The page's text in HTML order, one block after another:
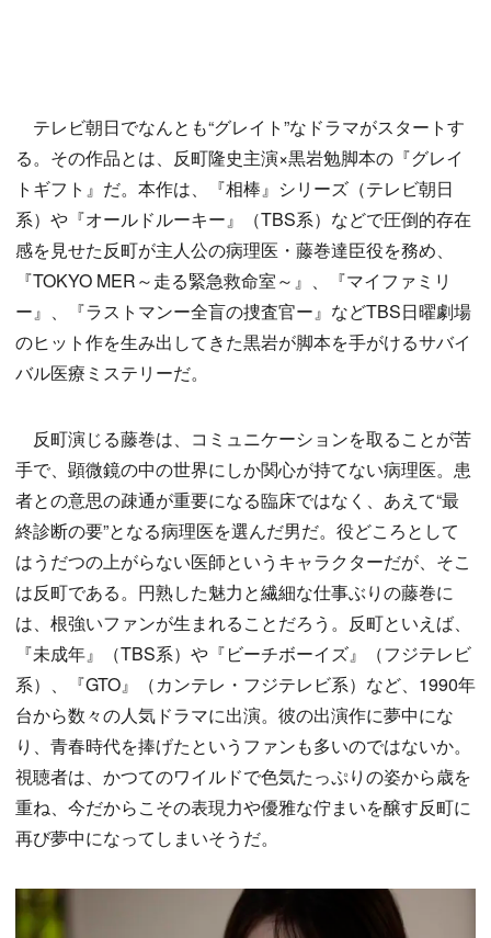
テレビ朝日でなんとも“グレイト”なドラマがスタートす
る。その作品とは、反町隆史主演×黒岩勉脚本の『グレイ
トギフト』だ。本作は、『相棒』シリーズ（テレビ朝日
系）や『オールドルーキー』（TBS系）などで圧倒的存在
感を見せた反町が主人公の病理医・藤巻達臣役を務め、
『TOKYO MER～走る緊急救命室～』、『マイファミリ
ー』、『ラストマンー全盲の捜査官ー』などTBS日曜劇場
のヒット作を生み出してきた黒岩が脚本を手がけるサバイ
バル医療ミステリーだ。
反町演じる藤巻は、コミュニケーションを取ることが苦
手で、顕微鏡の中の世界にしか関心が持てない病理医。患
者との意思の疎通が重要になる臨床ではなく、あえて“最
終診断の要”となる病理医を選んだ男だ。役どころとして
はうだつの上がらない医師というキャラクターだが、そこ
は反町である。円熟した魅力と繊細な仕事ぶりの藤巻に
は、根強いファンが生まれることだろう。反町といえば、
『未成年』（TBS系）や『ビーチボーイズ』（フジテレビ
系）、『GTO』（カンテレ・フジテレビ系）など、1990年
台から数々の人気ドラマに出演。彼の出演作に夢中にな
り、青春時代を捧げたというファンも多いのではないか。
視聴者は、かつてのワイルドで色気たっぷりの姿から歳を
重ね、今だからこその表現力や優雅な佇まいを醸す反町に
再び夢中になってしまいそうだ。